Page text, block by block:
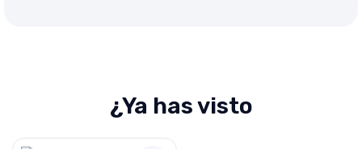
¿Ya has visto